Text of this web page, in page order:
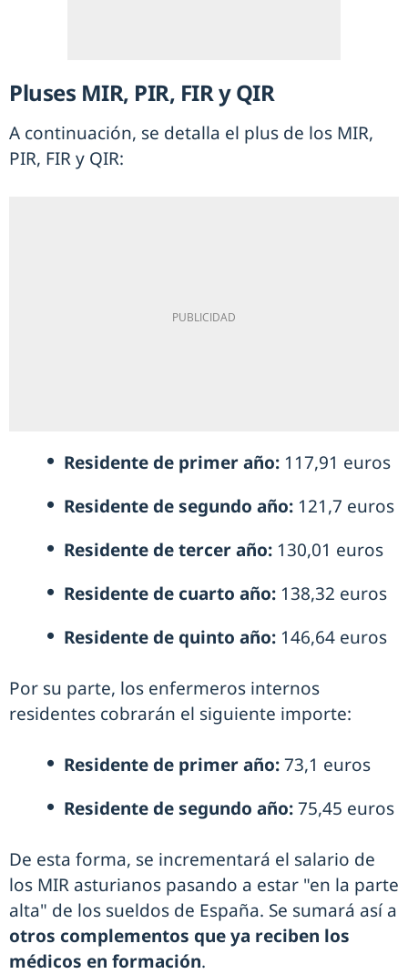
Pluses MIR, PIR, FIR y QIR
A continuación, se detalla el plus de los MIR,
PIR, FIR y QIR:
Residente de primer año: 117,91 euros
Residente de segundo año: 121,7 euros
Residente de tercer año: 130,01 euros
Residente de cuarto año: 138,32 euros
Residente de quinto año: 146,64 euros
Por su parte, los enfermeros internos
residentes cobrarán el siguiente importe:
Residente de primer año:73,1 euros
Residente de segundo año:75,45 euros
De esta forma, se incrementará el salario de
los MIR asturianos pasando a estar "en la parte
alta" de los sueldos de España. Se sumará así a
otros complementos que ya reciben los
médicos en formación.